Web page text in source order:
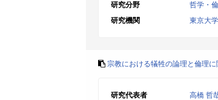
研究分野
哲学・
研究機関
東京大学
宗教における犠牲の論理と倫理
研究代表者
高橋 哲